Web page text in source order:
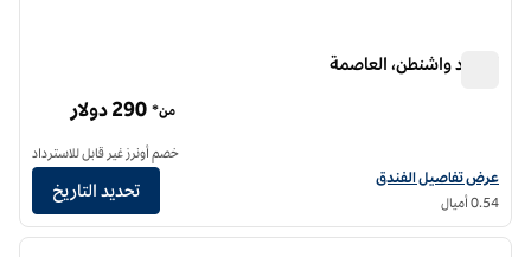
كونراد واشنطن، العاصمة
عرض تفاصيل الفندق لفندق كونراد واشنطن العاصمة
عرض تفاصيل الفندق
0.54 أميال
من* 290 دولار
خصم أونرز غير قابل للاسترداد
تحديد التاريخ
1
/
12
1 من 12
الصورة